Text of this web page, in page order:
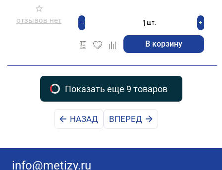
отзывов нет +
шт.
−
В корзину
Показать еще 9 товаров
НАЗАД ВПЕРЕД
info@metizy.ru